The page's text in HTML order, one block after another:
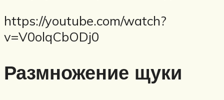
https://youtube.com/watch?
v=V0olqCbODj0
Размножение щуки